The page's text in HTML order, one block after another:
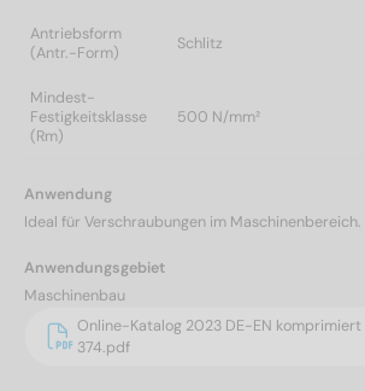
Antriebsform
(Antr.-Form)
Schlitz
Mindest-
Festigkeitsklasse
(Rm)
500 N/mm²
Anwendung
Ideal für Verschraubungen im Maschinenbereich.
Anwendungsgebiet
Maschinenbau
Online-Katalog 2023 DE-EN komprimiert
374.pdf